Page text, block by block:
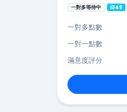
一對多等待中 i349
一對多點數
一對一點數
滿意度評分